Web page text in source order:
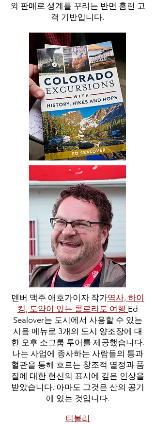
외 판매로 생계를 꾸리는 반면 홈런 고
객 기반입니다.
덴버 맥주 애호가이자 작가역사, 하이
킹, 도약이 있는 콜로라도 여행 Ed
Sealover는 도시에서 사용할 수 있는
시음 메뉴로 3개의 도시 양조장에 대
한 오후 소그룹 투어를 제공했습니다.
나는 사업에 종사하는 사람들의 통과
혈관을 통해 흐르는 창조적 열정과 품
질에 대한 헌신의 표시에 깊은 인상을
받았습니다. 아마도 그것은 산의 공기
에 있는 것입니다.
티볼리